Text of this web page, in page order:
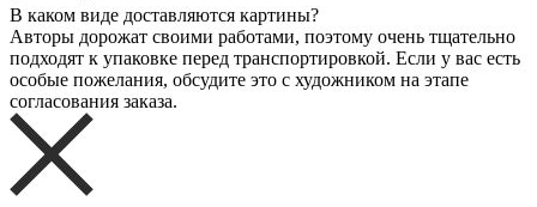
В каком виде доставляются картины?
Авторы дорожат своими работами, поэтому очень тщательно
подходят к упаковке перед транспортировкой. Если у вас есть
особые пожелания, обсудите это с художником на этапе
согласования заказа.